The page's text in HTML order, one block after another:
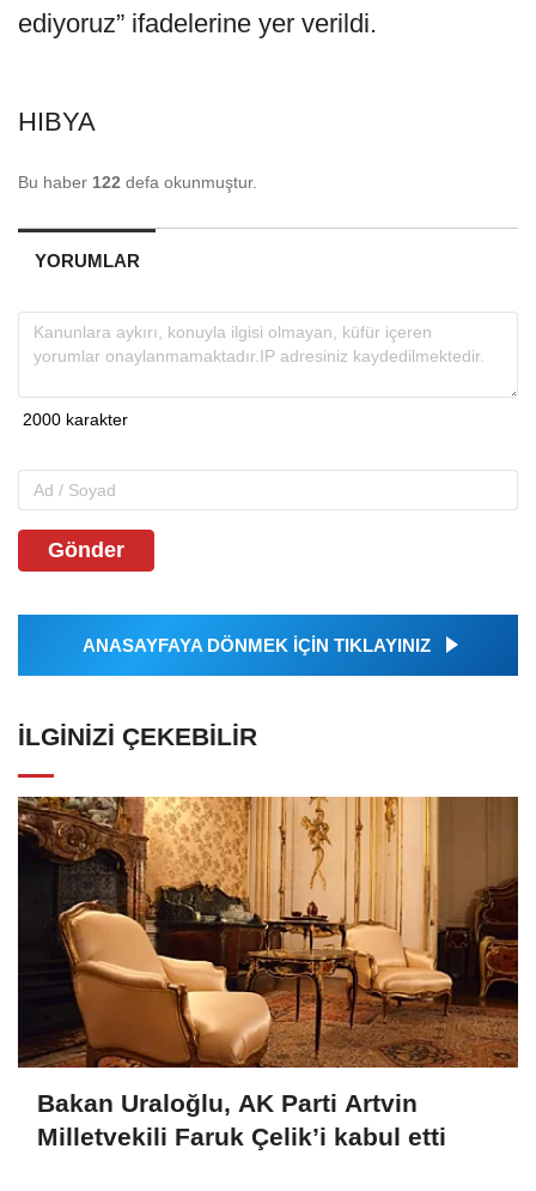
ediyoruz” ifadelerine yer verildi.
HIBYA
Bu haber 122 defa okunmuştur.
YORUMLAR
Gönder
ANASAYFAYA DÖNMEK İÇİN TIKLAYINIZ
İLGINIZI ÇEKEBILIR
Bakan Uraloğlu, AK Parti Artvin
Milletvekili Faruk Çelik’i kabul etti